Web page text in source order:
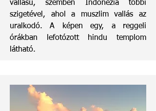
vallású, szemben Indonézia többi
szigetével, ahol a muszlim vallás az
uralkodó. A képen egy, a reggeli
órákban lefotózott hindu templom
látható.